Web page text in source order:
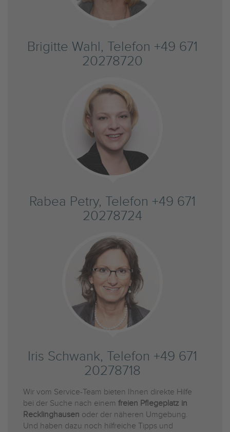
Brigitte Wahl, Telefon +49 671
20278720
Rabea Petry, Telefon +49 671
20278724
Iris Schwank, Telefon +49 671
20278718
Wir vom Service-Team bieten Ihnen direkte Hilfe
bei der Suche nach einem freien Pflegeplatz in
Recklinghausen oder der näheren Umgebung.
Und haben dazu noch hilfreiche Tipps und